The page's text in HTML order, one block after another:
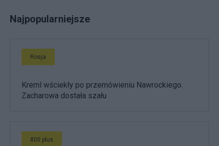
Najpopularniejsze
Rosja
Kreml wściekły po przemówieniu Nawrockiego.
Zacharowa dostała szału
800 plus